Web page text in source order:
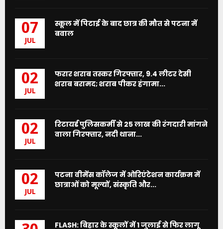
07
JUL
स्कूल में पिटाई के बाद छात्र की मौत से पटना में
बवाल
02
JUL
फरार शराब तस्कर गिरफ्तार, 9.4 लीटर देसी
शराब बरामद; शराब पीकर हंगामा...
02
JUL
रिटायर्ड पुलिसकर्मी से 25 लाख की रंगदारी मांगने
वाला गिरफ्तार, नदी थाना...
02
JUL
पटना वीमेंस कॉलेज में ओरिएंटेशन कार्यक्रम में
छात्राओं को मूल्यों, संस्कृति और...
FLASH: बिहार के स्कूलों में 1 जुलाई से फिर लागू